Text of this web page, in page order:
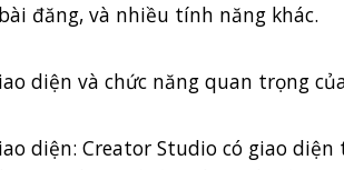
đăng, và nhiều tính năng khác.
diện và chức năng quan trọng
diện: Creator Studio có giao